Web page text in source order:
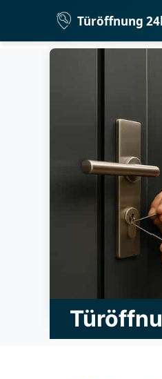
Türöffnung